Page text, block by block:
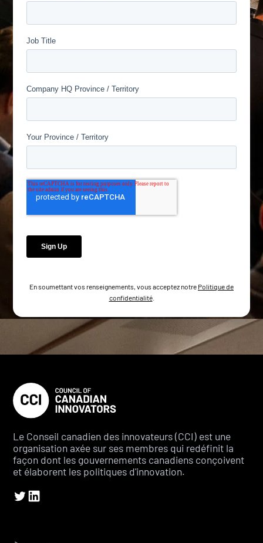
En soumettant vos renseignements, vous acceptez notre Politique de
confidentialité.
Le Conseil canadien des innovateurs (CCI) est une
organisation axée sur ses membres qui redéfinit la
façon dont les gouvernements canadiens conçoivent
et élaborent les politiques d'innovation.